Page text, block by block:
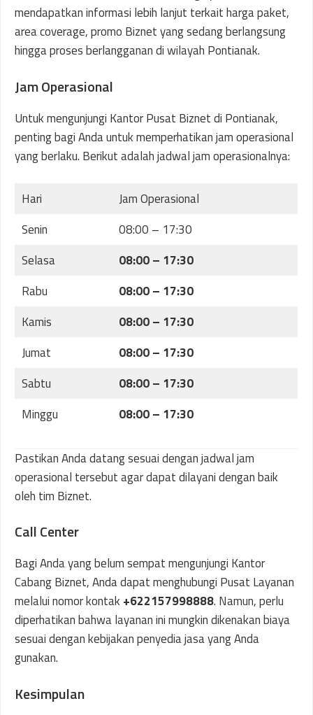
mendapatkan informasi lebih lanjut terkait harga paket,
area coverage, promo Biznet yang sedang berlangsung
hingga proses berlangganan di wilayah Pontianak.
Jam Operasional
Untuk mengunjungi Kantor Pusat Biznet di Pontianak,
penting bagi Anda untuk memperhatikan jam operasional
yang berlaku. Berikut adalah jadwal jam operasionalnya:
Hari
Jam Operasional
Senin
08:00 – 17:30
Selasa
08:00 – 17:30
Rabu
08:00 – 17:30
Kamis
08:00 – 17:30
Jumat
08:00 – 17:30
Sabtu
08:00 – 17:30
Minggu
08:00 – 17:30
Pastikan Anda datang sesuai dengan jadwal jam
operasional tersebut agar dapat dilayani dengan baik
oleh tim Biznet.
Call Center
Bagi Anda yang belum sempat mengunjungi Kantor
Cabang Biznet, Anda dapat menghubungi Pusat Layanan
melalui nomor kontak +622157998888. Namun, perlu
diperhatikan bahwa layanan ini mungkin dikenakan biaya
sesuai dengan kebijakan penyedia jasa yang Anda
gunakan.
Kesimpulan